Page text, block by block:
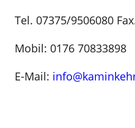
Tel. 07375/9506080
Mobil: 0176 70833898
E-Mail: